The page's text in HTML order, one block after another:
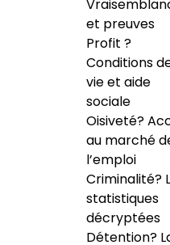
et preuves
Profit ?
Conditions
vie et aide
sociale
Oisiveté?
au marché
l’emploi
Criminalité?
statistiques
décryptées
Détention?